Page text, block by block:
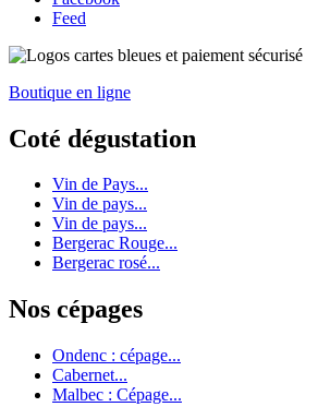
Feed
Boutique en ligne
Coté dégustation
Vin de Pays...
Vin de pays...
Vin de pays...
Bergerac Rouge...
Bergerac rosé...
Nos cépages
Ondenc : cépage...
Cabernet...
Malbec : Cépage...